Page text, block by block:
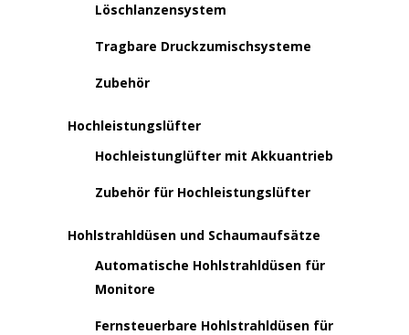
Löschlanzensystem
Tragbare Druckzumischsysteme
Zubehör
Hochleistungslüfter
Hochleistunglüfter mit Akkuantrieb
Zubehör für Hochleistungslüfter
Hohlstrahldüsen und Schaumaufsätze
Automatische Hohlstrahldüsen für
Monitore
Fernsteuerbare Hohlstrahldüsen für